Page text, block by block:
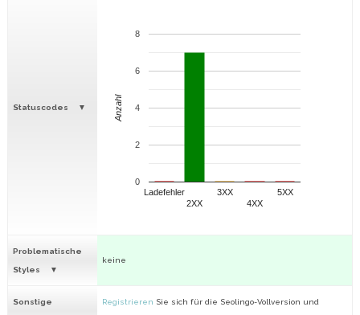
Statuscodes
Ladefehler
2XX
3XX
4XX
5XX
0
2
4
6
8
Anzahl
Problematische
Styles
keine
Sonstige Registrieren Sie sich für die Seolingo-Vollversion und